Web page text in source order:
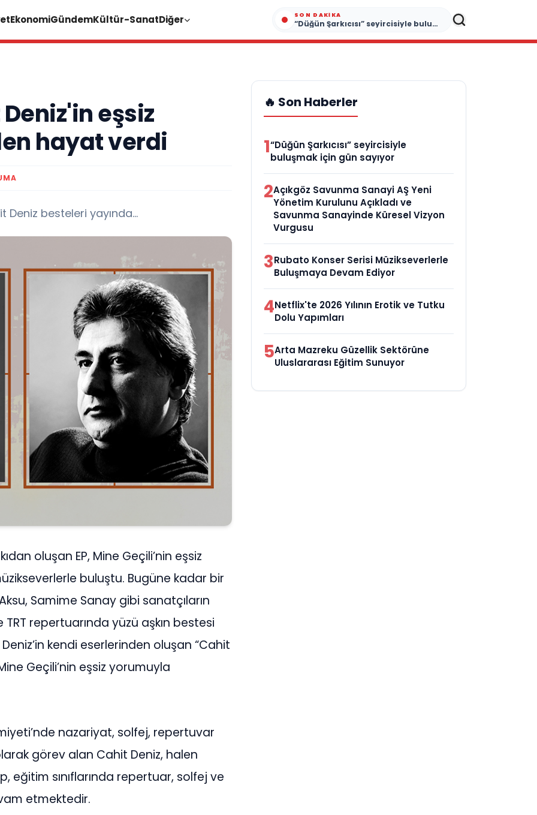
EkonomiGündemKültür-SanatDiğer SON DAKIKA
“Düğün Şarkıcısı” seyircisiyle buluşmak için gün sayıyor
eşsiz
hayat verdi
Deniz besteleri yayında...
oluşan EP, Mine Geçili’nin eşsiz
buluştu. Bugüne kadar bir
Aksu, Samime Sanay gibi sanatçıların
repertuarında yüzü aşkın bestesi
kendi eserlerinden oluşan “Cahit
Geçili’nin eşsiz yorumuyla
nazariyat, solfej, repertuvar
görev alan Cahit Deniz, halen
eğitim sınıflarında repertuar, solfej ve
etmektedir.
🔥 Son Haberler
1“Düğün Şarkıcısı” seyircisiyle
buluşmak için gün sayıyor
2Açıkgöz Savunma Sanayi AŞ Yeni
Yönetim Kurulunu Açıkladı ve
Savunma Sanayinde Küresel Vizyon
Vurgusu
3Rubato Konser Serisi Müzikseverlerle
Buluşmaya Devam Ediyor
4Netflix'te 2026 Yılının Erotik ve Tutku
Dolu Yapımları
5Arta Mazreku Güzellik Sektörüne
Uluslararası Eğitim Sunuyor